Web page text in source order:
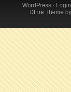
WordPress· Login
DFire Theme